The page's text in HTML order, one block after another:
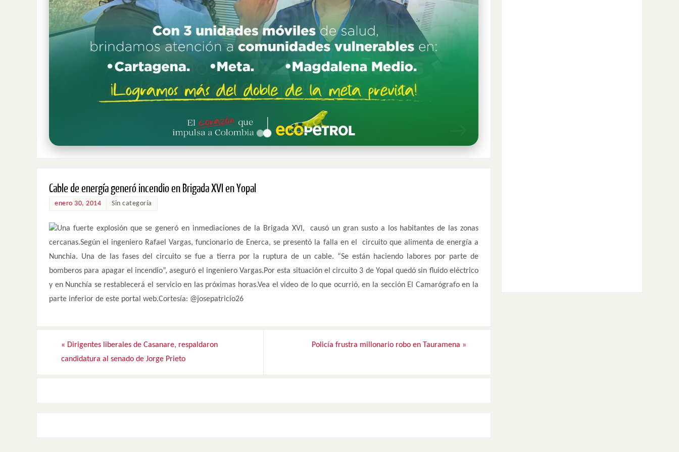
Cable de energía generó incendio en Brigada XVI en Yopal
enero 30, 2014 Sin categoría
Una fuerte explosión que se generó en inmediaciones de la Brigada XVI, causó un gran susto a los habitantes de las zonas
cercanas.Según el ingeniero Rafael Vargas, funcionario de Enerca, se presentó la falla en el circuito que alimenta de energía a
Nunchia. Una de las fases del circuito se fue a tierra por la ruptura de un cable. “Se están haciendo labores por parte de
bomberos para apagar el incendio”, aseguró el ingeniero Vargas.Por esta situación el circuito 3 de Yopal quedó sin fluido eléctrico
y en Nunchía se restablecerá el servicio en las próximas horas.Vea el video de lo que ocurrió, en la sección El Camarógrafo en la
parte inferior de este portal web.Cortesía: @josepatricio26
« Dirigentes liberales de Casanare, respaldaron
candidatura al senado de Jorge Prieto
Policía frustra millonario robo en Tauramena »